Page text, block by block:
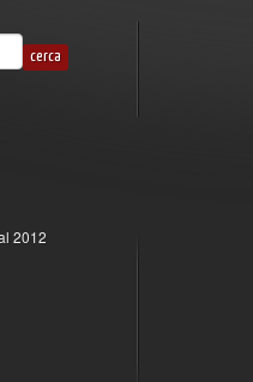
2012